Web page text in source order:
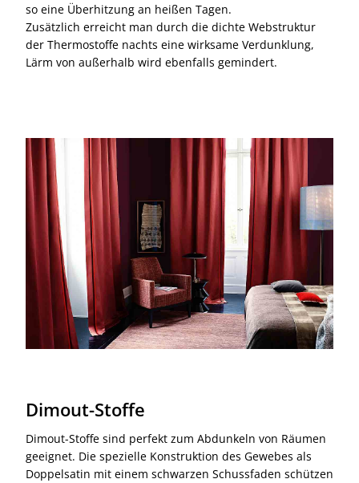
so eine Überhitzung an heißen Tagen.
Zusätzlich erreicht man durch die dichte Webstruktur
der Thermostoffe nachts eine wirksame Verdunklung,
Lärm von außerhalb wird ebenfalls gemindert.
Dimout-Stoffe
Dimout-Stoffe sind perfekt zum Abdunkeln von Räumen
geeignet. Die spezielle Konstruktion des Gewebes als
Doppelsatin mit einem schwarzen Schussfaden schützen